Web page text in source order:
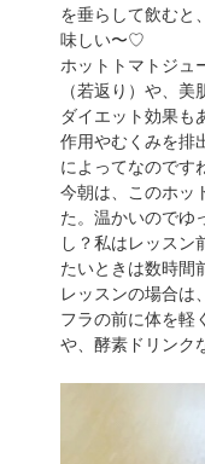
を垂らして飲むと
味しい〜♡
ホットトマトジュ
（若返り）や、美
ダイエット効果も
作用やむくみを排
によってなのです
今朝は、このホッ
た。温かいのでゆ
し？私はレッスン
たいときは数時間
レッスンの場合は
フラの前に体を軽
や、酵素ドリンク